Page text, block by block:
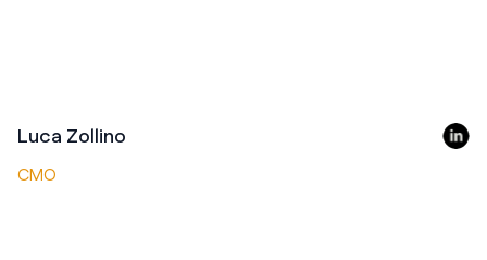
Luca Zollino
CMO